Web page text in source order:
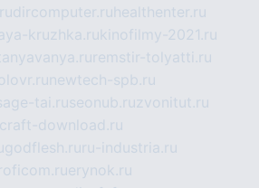
dircomputer.ru healthenter.ru
kruzhka.rukinofilmy-2021.ru
remstir-tolyatti.ru
newtech-spb.ru
tai.ruseonub.ruzvonitut.ru
download.ru
godflesh.ru ru-industria.ru
erynok.ru